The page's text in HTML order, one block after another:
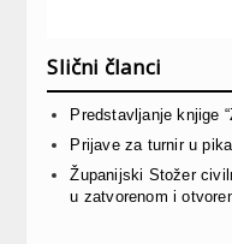
Slični članci
Predstavljanje knjige
Prijave za turnir u
Županijski Stožer
u zatvorenom i